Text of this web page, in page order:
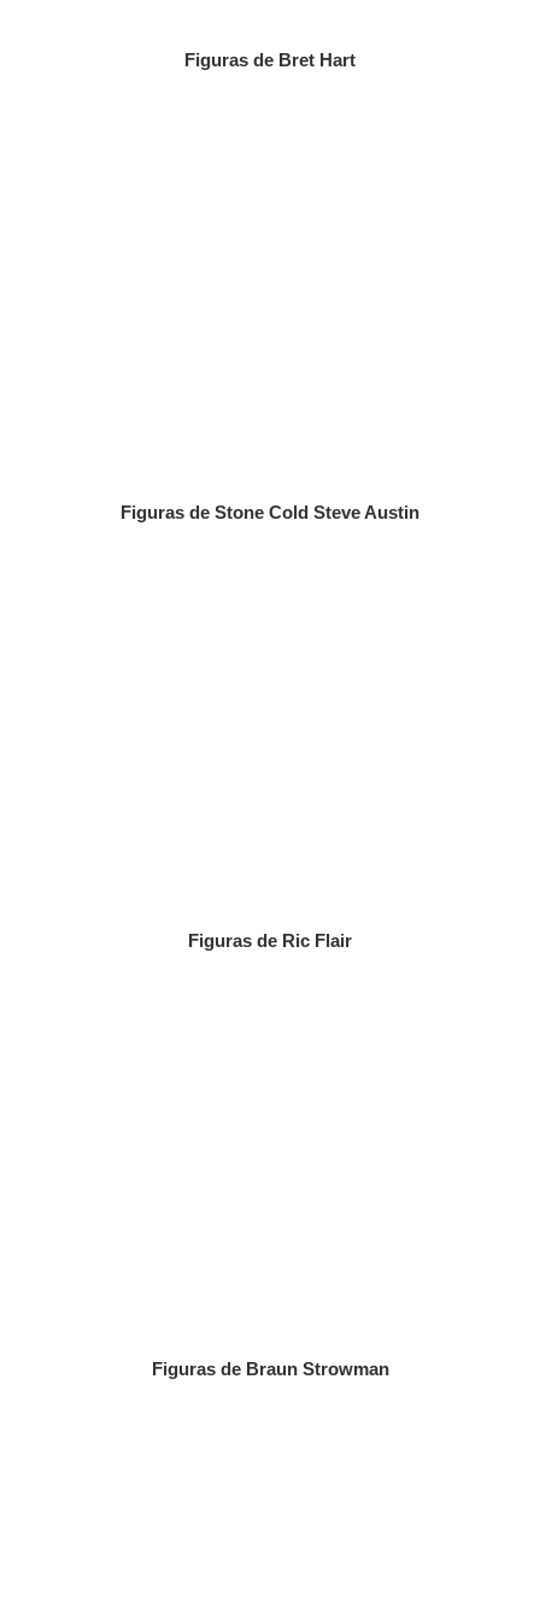
Figuras de Bret Hart
Figuras de Stone Cold Steve Austin
Figuras de Ric Flair
Figuras de Braun Strowman